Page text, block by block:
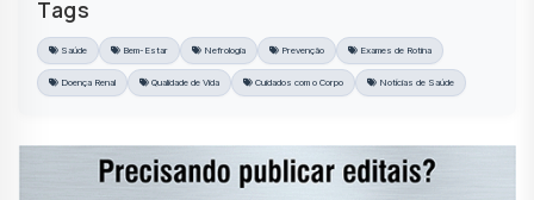
Tags
Saúde Bem-Estar Nefrologia Prevenção Exames de Rotina
Doença Renal Qualidade de Vida Cuidados com o Corpo Notícias de Saúde